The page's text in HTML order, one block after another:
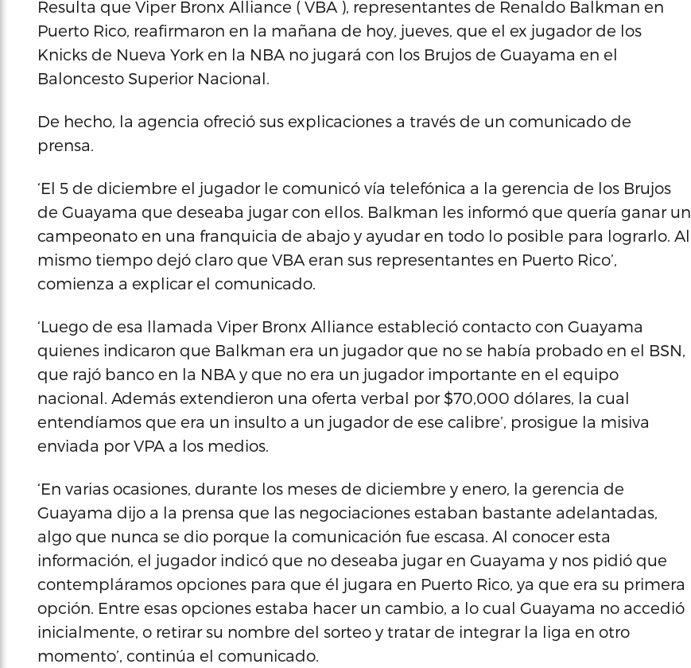
Resulta que Viper Bronx Alliance ( VBA ), representantes de Renaldo Balkman en
Puerto Rico, reafirmaron en la mañana de hoy, jueves, que el ex jugador de los
Knicks de Nueva York en la NBA no jugará con los Brujos de Guayama en el
Baloncesto Superior Nacional.
De hecho, la agencia ofreció sus explicaciones a través de un comunicado de
prensa.
‘El 5 de diciembre el jugador le comunicó vía telefónica a la gerencia de los Brujos
de Guayama que deseaba jugar con ellos. Balkman les informó que quería ganar un
campeonato en una franquicia de abajo y ayudar en todo lo posible para lograrlo. Al
mismo tiempo dejó claro que VBA eran sus representantes en Puerto Rico’,
comienza a explicar el comunicado.
‘Luego de esa llamada Viper Bronx Alliance estableció contacto con Guayama
quienes indicaron que Balkman era un jugador que no se había probado en el BSN,
que rajó banco en la NBA y que no era un jugador importante en el equipo
nacional. Además extendieron una oferta verbal por $70,000 dólares, la cual
entendíamos que era un insulto a un jugador de ese calibre’, prosigue la misiva
enviada por VPA a los medios.
‘En varias ocasiones, durante los meses de diciembre y enero, la gerencia de
Guayama dijo a la prensa que las negociaciones estaban bastante adelantadas,
algo que nunca se dio porque la comunicación fue escasa. Al conocer esta
información, el jugador indicó que no deseaba jugar en Guayama y nos pidió que
contempláramos opciones para que él jugara en Puerto Rico, ya que era su primera
opción. Entre esas opciones estaba hacer un cambio, a lo cual Guayama no accedió
inicialmente, o retirar su nombre del sorteo y tratar de integrar la liga en otro
momento’, continúa el comunicado.